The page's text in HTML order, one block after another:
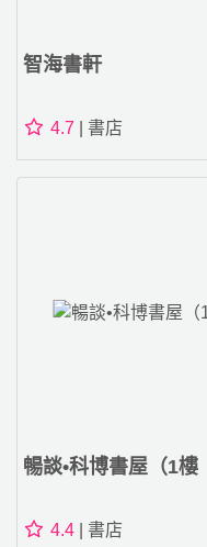
智海書軒
4.7 | 書店
暢談•科博書屋（1樓
4.4 | 書店